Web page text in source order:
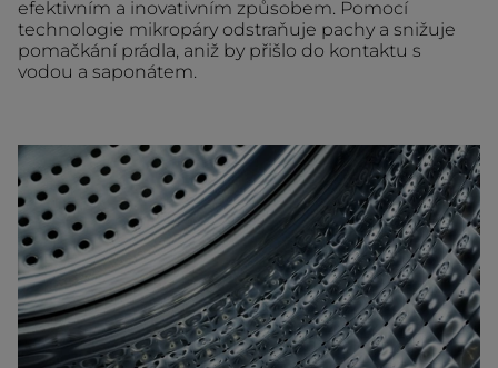
efektivním a inovativním způsobem. Pomocí
technologie mikropáry odstraňuje pachy a snižuje
pomačkání prádla, aniž by přišlo do kontaktu s
vodou a saponátem.